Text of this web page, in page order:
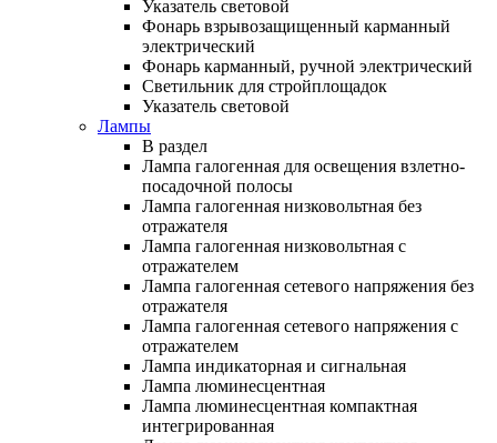
Указатель световой
Фонарь взрывозащищенный карманный
электрический
Фонарь карманный, ручной электрический
Светильник для стройплощадок
Указатель световой
Лампы
В раздел
Лампа галогенная для освещения взлетно-
посадочной полосы
Лампа галогенная низковольтная без
отражателя
Лампа галогенная низковольтная с
отражателем
Лампа галогенная сетевого напряжения без
отражателя
Лампа галогенная сетевого напряжения с
отражателем
Лампа индикаторная и сигнальная
Лампа люминесцентная
Лампа люминесцентная компактная
интегрированная